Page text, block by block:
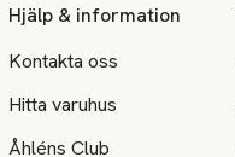
Hjälp & information
Kontakta oss
Hitta varuhus
Åhléns Club